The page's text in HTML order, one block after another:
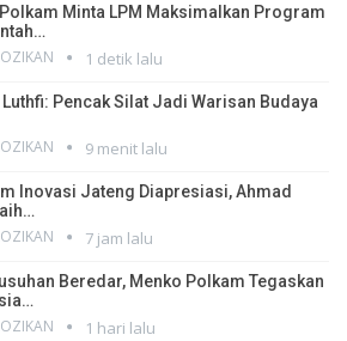
Minta LPM Maksimalkan Program
1 detik lalu
Pencak Silat Jadi Warisan Budaya
9 menit lalu
Inovasi Jateng Diapresiasi, Ahmad
7 jam lalu
Beredar, Menko Polkam Tegaskan
1 hari lalu